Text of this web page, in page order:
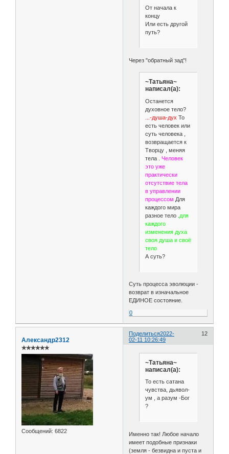
От начала к
концу
Или есть другой
путь?
Через "обратный зад"!
~Татьяна~
написал(а):
Останется
духовное тело?
...-душа-дух То
есть человек или
суть человека ,
возвращается к
Творцу , меняя
тела .
Человек
это уже
практически
отсутствие тела
в управлении
процессом Для
каждого мира
разное тело . для
каждого
изменения духа
своя душа и своё
тело
А суть?
Суть процесса эволюции -
возврат в изначальное
ЕДИНОЕ состояние.
0
Поделиться 12
2022-
02-11 10:26:49
Александр2312
✯✯✯✯✯✯
Сообщений: 6822
~Татьяна~
написал(а):
То есть сатана
чувства, дьявол-
ум , а разум -Бог
?
Именно так! Любое начало
имеет подобные признаки
(земля - безвидна и пуста и